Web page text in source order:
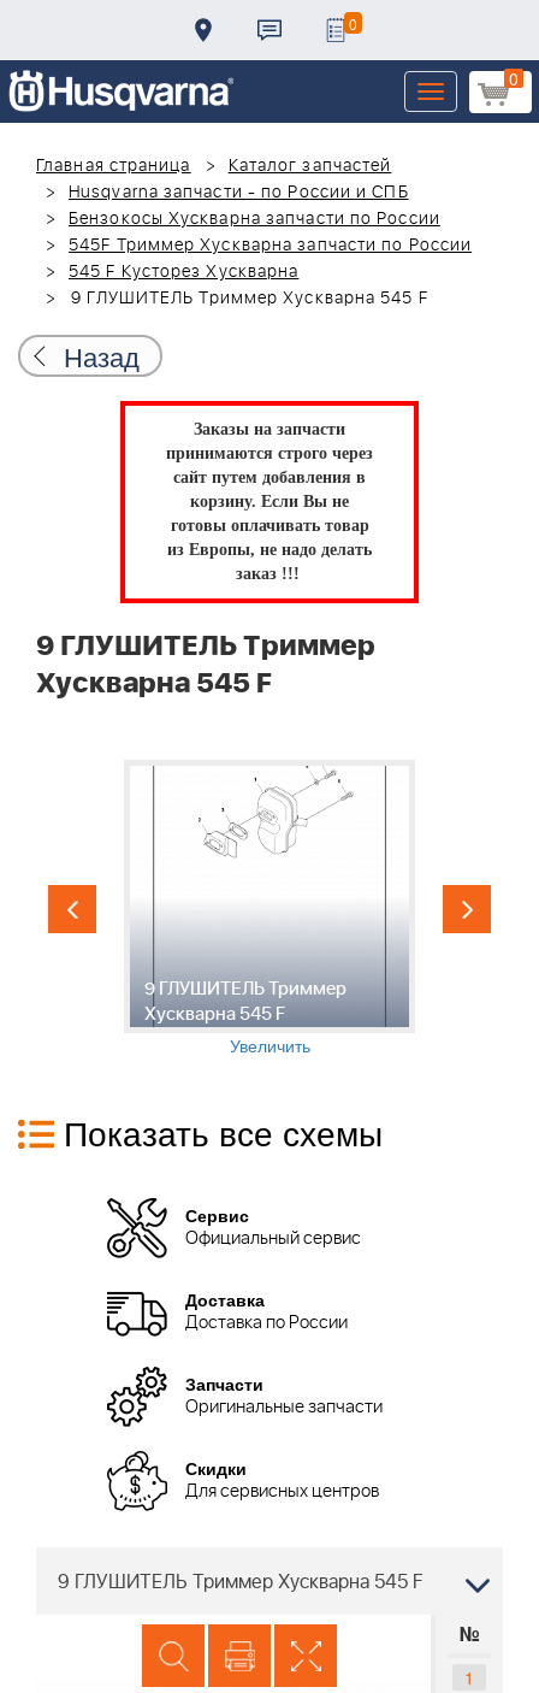
0
0
Toggle
navigation
Главная страница
Каталог запчастей
Husqvarna запчасти - по России и СПБ
Бензокосы Хускварна запчасти по России
545F Триммер Хускварна запчасти по России
545 F Кусторез Хускварна
9 ГЛУШИТЕЛЬ Триммер Хускварна 545 F
Назад
Заказы на запчасти
принимаются строго через
сайт путем добавления в
корзину. Если Вы не
готовы оплачивать товар
из Европы, не надо делать
заказ !!!
9 ГЛУШИТЕЛЬ Триммер
Хускварна 545 F
9 ГЛУШИТЕЛЬ Триммер
Хускварна 545 F
Увеличить
Показать все схемы
Сервис
Официальный сервис
Доставка
Доставка по России
Запчасти
Оригинальные запчасти
Скидки
Для сервисных центров
9 ГЛУШИТЕЛЬ Триммер Хускварна 545 F
№
1